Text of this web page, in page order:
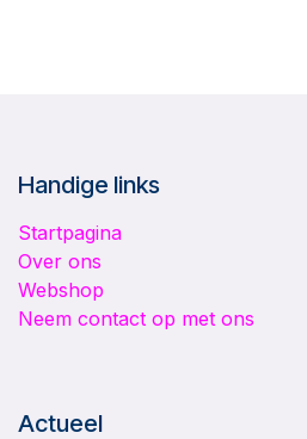
Handige links
Startpagina
Over ons
Webshop
Neem contact op met ons
Actueel